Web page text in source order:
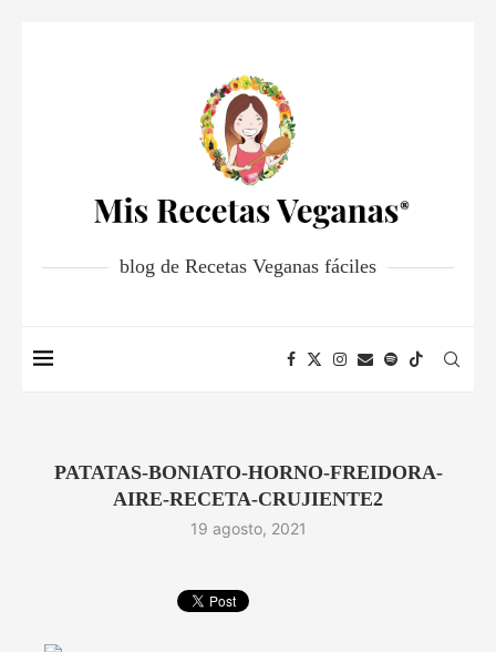
blog de Recetas Veganas fáciles
PATATAS-BONIATO-HORNO-FREIDORA-
AIRE-RECETA-CRUJIENTE2
19 agosto, 2021